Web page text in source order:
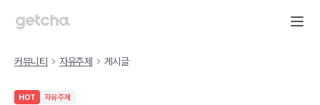
커뮤니티 자유주제 게시글
HOT 자유주제